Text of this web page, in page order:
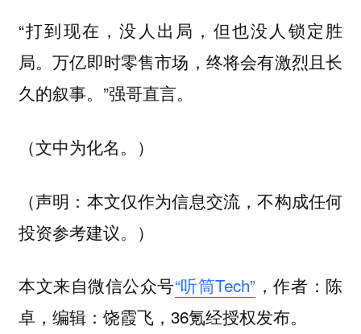
“打到现在，没人出局，但也没人锁定胜
局。万亿即时零售市场，终将会有激烈且长
久的叙事。”强哥直言。
（文中为化名。）
（声明：本文仅作为信息交流，不构成任何
投资参考建议。）
本文来自微信公众号“听筒Tech” ，作者：陈
卓，编辑：饶霞飞，36氪经授权发布。